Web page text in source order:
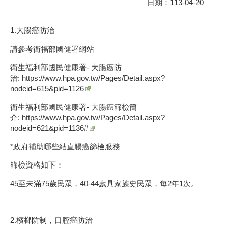
日期：113-04-20
1.大腸癌防治
請參考衛福部國健署網站
衛生福利部國民健康署- 大腸癌防
治: https://www.hpa.gov.tw/Pages/Detail.aspx?
nodeid=615&pid=1126
衛生福利部國民健康署- 大腸癌篩檢簡
介: https://www.hpa.gov.tw/Pages/Detail.aspx?
nodeid=621&pid=1136#
*政府補助哪些結直腸癌篩檢服務
篩檢資格如下：
45至未滿75歲民眾，40-44歲具家族史民眾，每2年1次。
2.檳榔防制，口腔癌防治